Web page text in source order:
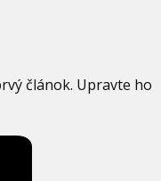
článok. Upravte ho